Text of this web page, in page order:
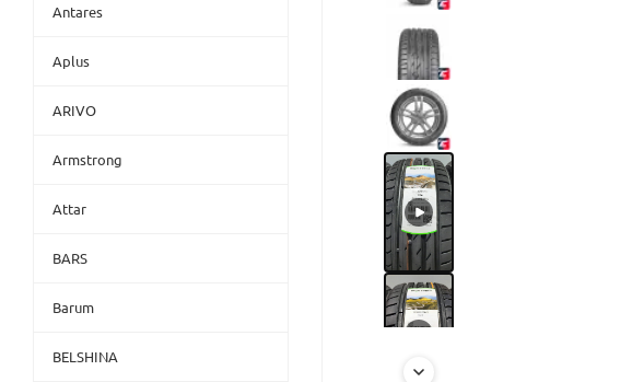
Antares
Aplus
ARIVO
Armstrong
Attar
BARS
Barum
BELSHINA